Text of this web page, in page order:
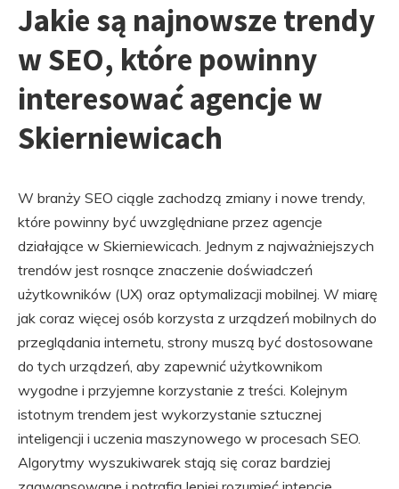
Jakie są najnowsze trendy
w SEO, które powinny
interesować agencje w
Skierniewicach
W branży SEO ciągle zachodzą zmiany i nowe trendy,
które powinny być uwzględniane przez agencje
działające w Skierniewicach. Jednym z najważniejszych
trendów jest rosnące znaczenie doświadczeń
użytkowników (UX) oraz optymalizacji mobilnej. W miarę
jak coraz więcej osób korzysta z urządzeń mobilnych do
przeglądania internetu, strony muszą być dostosowane
do tych urządzeń, aby zapewnić użytkownikom
wygodne i przyjemne korzystanie z treści. Kolejnym
istotnym trendem jest wykorzystanie sztucznej
inteligencji i uczenia maszynowego w procesach SEO.
Algorytmy wyszukiwarek stają się coraz bardziej